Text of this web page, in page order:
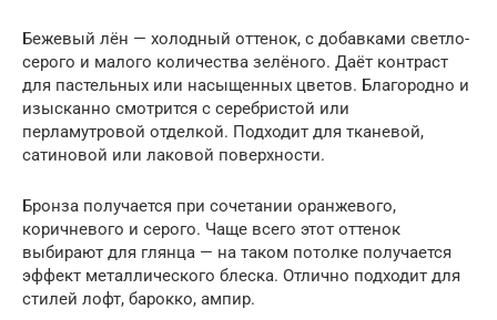
Бежевый лён — холодный оттенок, с добавками светло-
серого и малого количества зелёного. Даёт контраст
для пастельных или насыщенных цветов. Благородно и
изысканно смотрится с серебристой или
перламутровой отделкой. Подходит для тканевой,
сатиновой или лаковой поверхности.
Бронза получается при сочетании оранжевого,
коричневого и серого. Чаще всего этот оттенок
выбирают для глянца — на таком потолке получается
эффект металлического блеска. Отлично подходит для
стилей лофт, барокко, ампир.